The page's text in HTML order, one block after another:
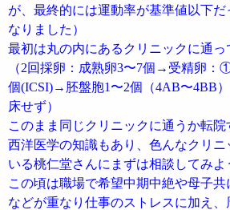
が、最終的には運動率が基準値以下
なりました）
最初は丸の内にあるクリニックに通っ
（2回採卵：成熟卵3〜7個→受精卵
個(ICSI)→胚盤胞1〜2個（4AB〜4BB
床せず）
このまま同じクリニックに通うか転院
西洋医学の知識もあり、色んなクリニ
いる桃仁堂さんにまずは相談してみよ
この頃は職場で希望中期中絶や母子
などが重なり仕事のストレスに加え